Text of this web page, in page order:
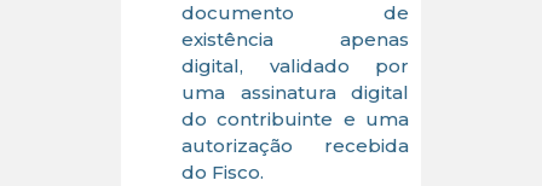
documento de
existência apenas
digital, validado por
uma assinatura digital
do contribuinte e uma
autorização recebida
do Fisco.